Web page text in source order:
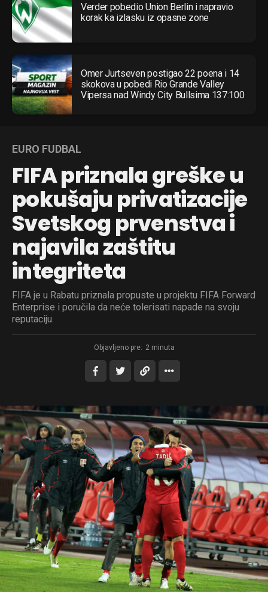
Verder pobedio Union Berlin i napravio
korak ka izlasku iz opasne zone
Omer Jurtseven postigao 22 poena i 14
skokova u pobedi Rio Grande Valley
Vipersa nad Windy City Bullsima 137:100
EURO FUDBAL
FIFA priznala greške u
pokušaju privatizacije
Svetskog prvenstva i
najavila zaštitu
integriteta
FIFA je u Rabatu priznala propuste u projektu FIFA Forward
Enterprise i poručila da neće tolerisati napade na svoju
reputaciju.
Objavljeno pre: 2 minuta